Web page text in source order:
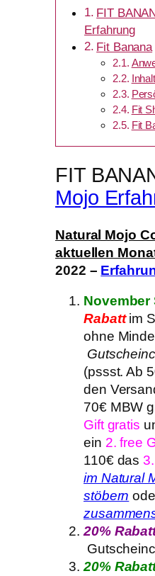
FIT
Erfahrung
Fit Banana
Fit
Fit
FIT
Mojo
Natural Mojo
aktuellen
2022 –
November
Rabattim
ohne
(pssst. Ab
den
70€ MBW
Gift gratis
ein 2. free
110€ das
im Natural
stöbern
20%
20%